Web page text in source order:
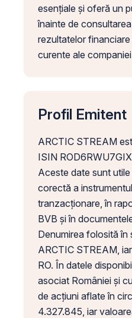
esențiale și oferă un
înainte de
rezultatelor
curente ale
Profil Emitent
ARCTIC STREAM
ISIN
Aceste date sunt
corectă a
tranzacționare, în
BVB și în
Denumirea folosită în
ARCTIC STREAM,
RO. În datele
asociat României și
de acțiuni aflate în
4.327.845, iar